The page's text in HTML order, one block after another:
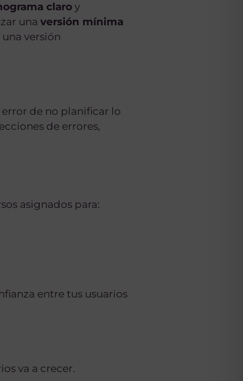
claro y
una versión mínima
versión
de no planificar lo
de errores,
asignados para:
entre tus usuarios
va a crecer.